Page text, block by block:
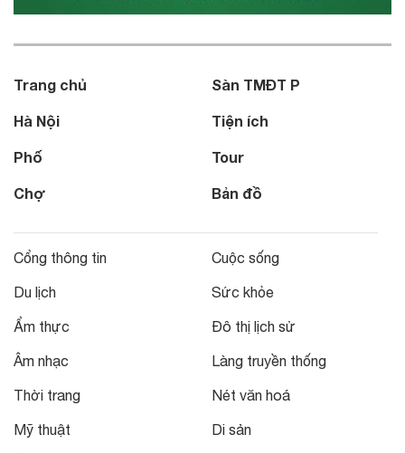
Trang chủ
Hà Nội
Phố
Chợ
Sàn TMĐT P
Tiện ích
Tour
Bản đồ
Cổng thông tin
Du lịch
Ẩm thực
Âm nhạc
Thời trang
Mỹ thuật
Cuộc sống
Sức khỏe
Đô thị lịch sử
Làng truyền thống
Nét văn hoá
Di sản